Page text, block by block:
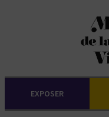
EXPOSER